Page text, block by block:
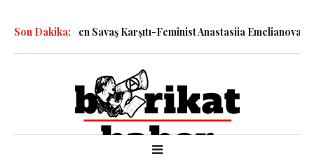
Son Dakika:
Katledilen Savaş Karşıtı-Feminist Anastasiia Emelianova’nın